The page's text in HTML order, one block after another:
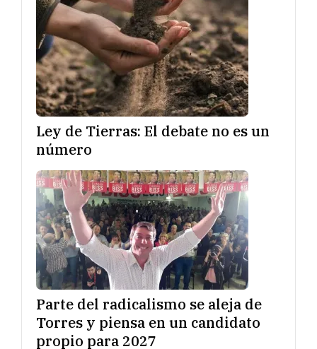
Ley de Tierras: El debate no es un
número
Parte del radicalismo se aleja de
Torres y piensa en un candidato
propio para 2027